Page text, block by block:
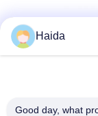
Tags:
Haida
Good day, what